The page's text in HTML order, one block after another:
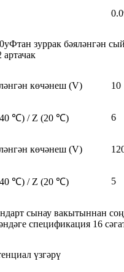
зуррак бәяләнгән
артачак
көчәнеш (V) 10
℃) / Z (20 ℃) 6
көчәнеш (V)
℃) / Z (20 ℃) 5
сынау вакытыннан
спецификация 16
үзгәрү